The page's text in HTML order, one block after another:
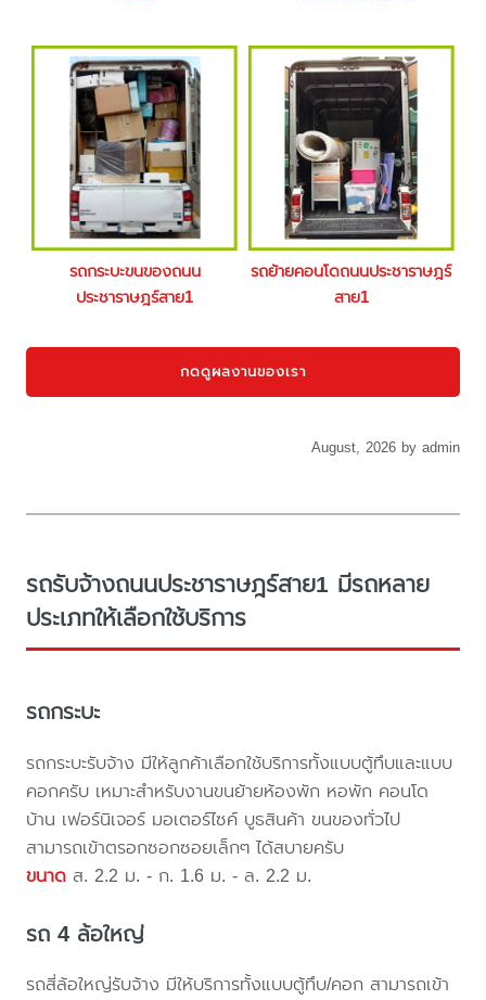
รถกระบะขนของถนน
ประชาราษฎร์สาย1
รถย้ายคอนโดถนนประชาราษฎร์
สาย1
กดดูผลงานของเรา
August, 2026 by admin
รถรับจ้างถนนประชาราษฎร์สาย1 มีรถหลาย
ประเภทให้เลือกใช้บริการ
รถกระบะ
รถกระบะรับจ้าง มีให้ลูกค้าเลือกใช้บริการทั้งแบบตู้ทึบและแบบ
คอกครับ เหมาะสำหรับงานขนย้ายห้องพัก หอพัก คอนโด
บ้าน เฟอร์นิเจอร์ มอเตอร์ไซค์ บูธสินค้า ขนของทั่วไป
สามารถเข้าตรอกซอกซอยเล็กๆ ได้สบายครับ
ขนาด ส. 2.2 ม. - ก. 1.6 ม. - ล. 2.2 ม.
รถ 4 ล้อใหญ่
รถสี่ล้อใหญ่รับจ้าง มีให้บริการทั้งแบบตู้ทึบ/คอก สามารถเข้า